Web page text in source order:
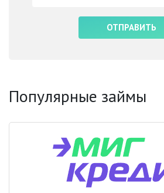
Популярные займы